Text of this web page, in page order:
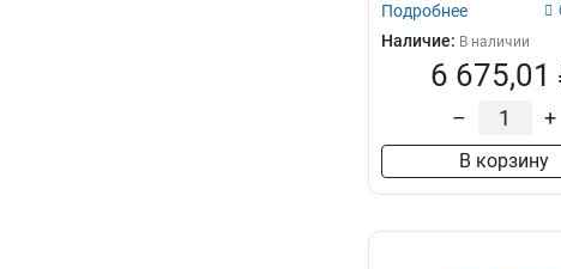
Подробнее
Наличие: В наличии
6 675,01
– +
В корзину